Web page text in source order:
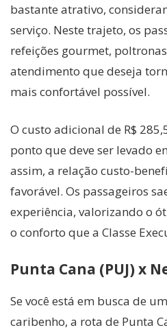
bastante atrativo,
serviço. Neste trajeto, os
refeições gourmet,
atendimento que deseja
mais confortável possível.
O custo adicional de R$
ponto que deve ser levado
assim, a relação custo-
favorável. Os passageiros
experiência, valorizando o
o conforto que a Classe
Punta Cana (PUJ) x
Se você está em busca de
caribenho, a rota de Punta